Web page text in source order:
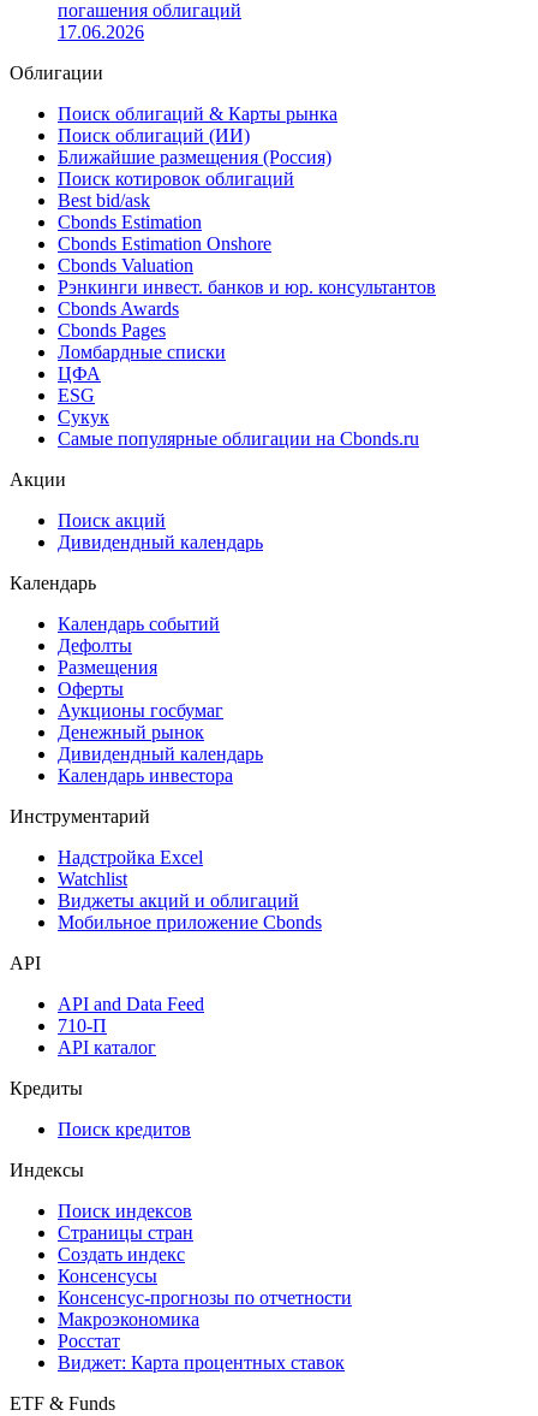
погашения облигаций
17.06.2026
Облигации
Поиск облигаций & Карты рынка
Поиск облигаций (ИИ)
Ближайшие размещения (Россия)
Поиск котировок облигаций
Best bid/ask
Cbonds Estimation
Cbonds Estimation Onshore
Cbonds Valuation
Рэнкинги инвест. банков и юр. консультантов
Cbonds Awards
Cbonds Pages
Ломбардные списки
ЦФА
ESG
Сукук
Самые популярные облигации на Cbonds.ru
Акции
Поиск акций
Дивидендный календарь
Календарь
Календарь событий
Дефолты
Размещения
Оферты
Аукционы госбумаг
Денежный рынок
Дивидендный календарь
Календарь инвестора
Инструментарий
Надстройка Excel
Watchlist
Виджеты акций и облигаций
Мобильное приложение Cbonds
API
API and Data Feed
710-П
API каталог
Кредиты
Поиск кредитов
Индексы
Поиск индексов
Страницы стран
Создать индекс
Консенсусы
Консенсус-прогнозы по отчетности
Макроэкономика
Росстат
Виджет: Карта процентных ставок
ETF & Funds